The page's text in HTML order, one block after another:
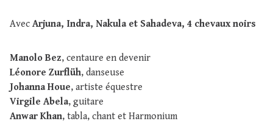
Avec Arjuna, Indra, Nakula et Sahadeva, 4 chevaux noirs
Manolo Bez, centaure en devenir
Léonore Zurflüh, danseuse
Johanna Houe, artiste équestre
Virgile Abela, guitare
Anwar Khan, tabla, chant et Harmonium